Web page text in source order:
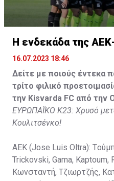
Κisvarda FC (Milos
Lippai, Alic, Kormendi,
Spasic.
Στον πάγκο: Petkovic,
Vida, Otvos, Lucas, Camas,
H ενδεκάδα της
16.07.2023 18:46
Δείτε με ποιούς έντεκα
τρίτο φιλικό
την Kisvarda FC από την
ΕΥΡΩΠΑΪΚΟ Κ23: Χρυσό
Κουλιτσένκο!
ΑΕΚ (Jose Luis Oltra):
Trickovski, Gama, Κaptoum,
Κωνσταντή, Τζιωρτζής,